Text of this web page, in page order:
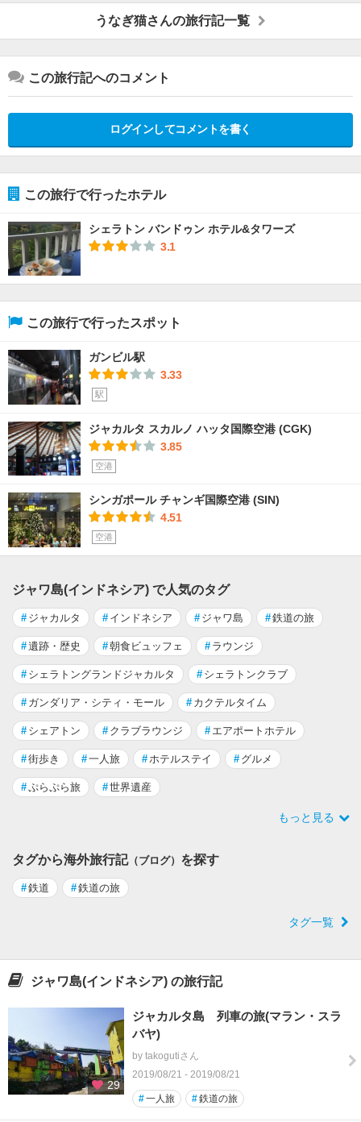
うなぎ猫さんの旅行記一覧
この旅行記へのコメント
ログインしてコメントを書く
この旅行で行ったホテル
シェラトン バンドゥン ホテル&タワーズ
3.1
この旅行で行ったスポット
ガンビル駅
3.33
駅
ジャカルタ スカルノ ハッタ国際空港 (CGK)
3.85
空港
シンガポール チャンギ国際空港 (SIN)
4.51
空港
ジャワ島(インドネシア) で人気のタグ
# ジャカルタ # インドネシア # ジャワ島 #鉄道の旅
#遺跡・歴史 #朝食ビュッフェ # ラウンジ
# シェラトングランドジャカルタ # シェラトンクラブ
# ガンダリア・シティ・モール # カクテルタイム
# シェアトン # クラブラウンジ # エアポートホテル
#街歩き #一人旅 # ホテルステイ # グルメ
#ぷらぷら旅 #世界遺産
もっと見る
タグから海外旅行記（ブログ） を探す
#鉄道 #鉄道の旅
タグ一覧
ジャワ島(インドネシア) の旅行記
29
ジャカルタ島 列車の旅(マラン・スラ
バヤ)
by takogutiさん
2019/08/21 - 2019/08/21
#一人旅 #鉄道の旅